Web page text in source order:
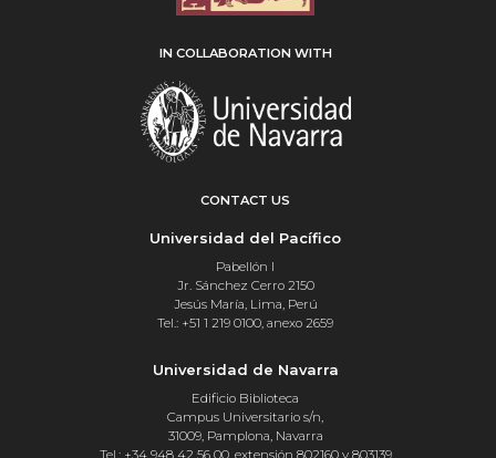
IN COLLABORATION WITH
CONTACT US
Universidad del Pacífico
Pabellón I
Jr. Sánchez Cerro 2150
Jesús María, Lima, Perú
Tel.: +51 1 219 0100, anexo 2659
Universidad de Navarra
Edificio Biblioteca
Campus Universitario s/n,
31009, Pamplona, Navarra
Tel.: +34 948 42 56 00, extensión 802160 y 803139